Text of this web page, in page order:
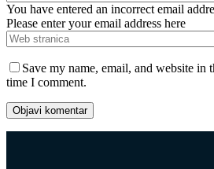
You have entered an incorrect email
Please enter your email address here
Save my name, email, and website in
time I comment.